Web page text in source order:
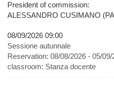
President of commission:
ALESSANDRO CUSIMANO
08/09/2026 09:00
Sessione autunnale
Reservation: 08/08/2026 - 05/09/
classroom: Stanza docente